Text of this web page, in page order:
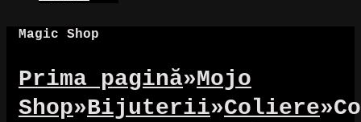
Magic Shop
Prima pagină»Mojo
Shop»Bijuterii»Coliere»